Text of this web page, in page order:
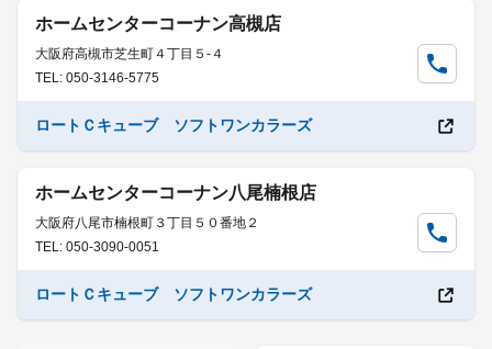
ホームセンターコーナン高槻店
大阪府高槻市芝生町４丁目５-４
TEL: 050-3146-5775
ロートＣキューブ ソフトワンカラーズ
ホームセンターコーナン八尾楠根店
大阪府八尾市楠根町３丁目５０番地２
TEL: 050-3090-0051
ロートＣキューブ ソフトワンカラーズ